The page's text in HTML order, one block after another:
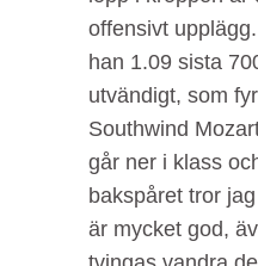
offensivt
han 1.09 sista
utvändigt, som
Southwind
går ner i klass
bakspåret tror
är mycket god,